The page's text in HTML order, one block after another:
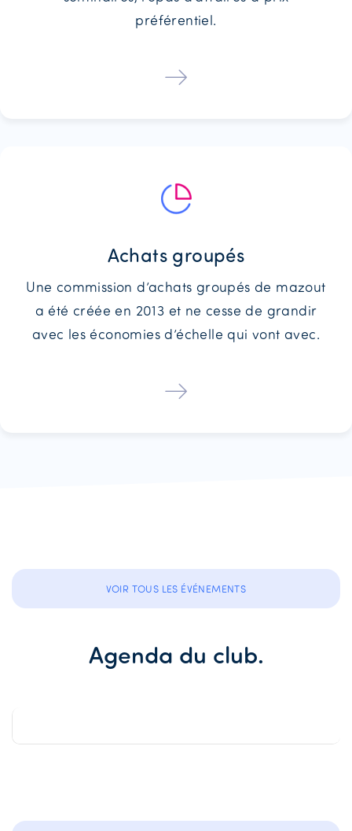
préférentiel.
Achats groupés
Une commission d’achats groupés de mazout
a été créée en 2013 et ne cesse de grandir
avec les économies d’échelle qui vont avec.
VOIR TOUS LES ÉVÉNEMENTS
Agenda du club.